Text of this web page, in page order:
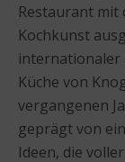
Restaurant mit
Kochkunst
internationaler
Küche von
vergangenen
geprägt von
Ideen, die voller